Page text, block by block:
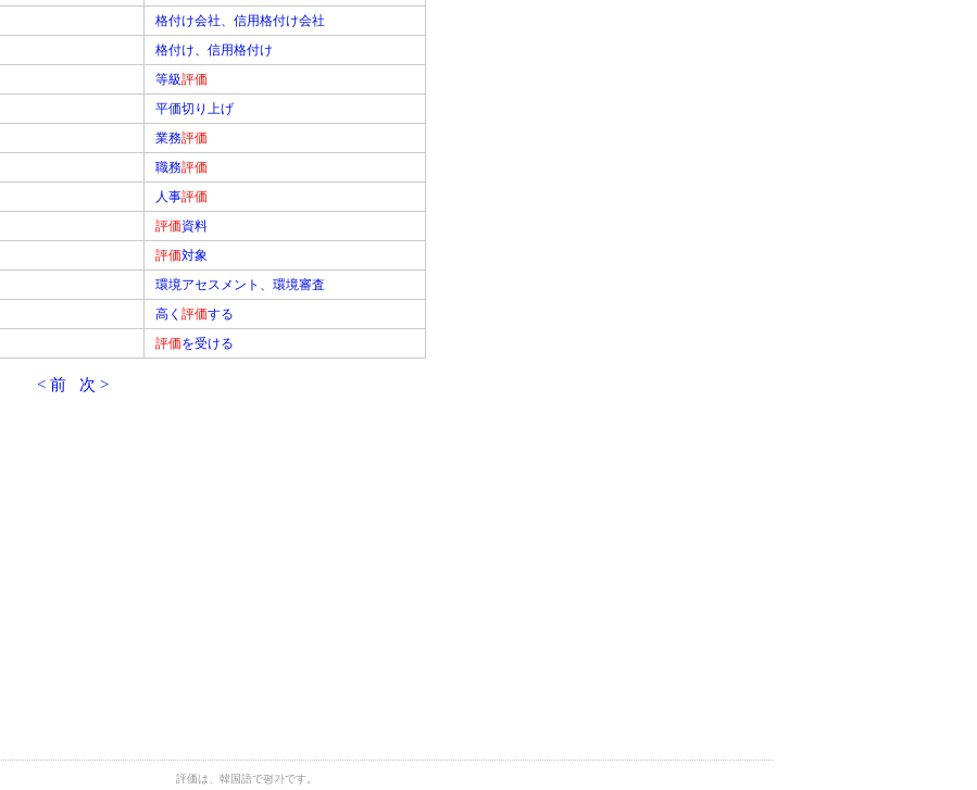
格付け会社、信用格付け会社
格付け、信用格付け
等級評価
平価切り上げ
業務評価
職務評価
人事評価
評価資料
評価対象
環境アセスメント、環境審査
高く 評価する
評価を受ける
< 前 次 >
評価は、韓国語で평가です。